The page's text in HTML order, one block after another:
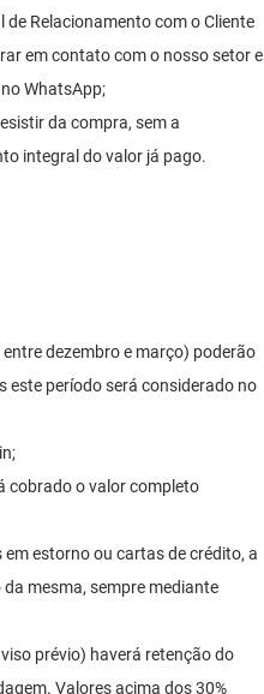
Relacionamento com o Cliente
em contato com o nosso setor e
WhatsApp;
da compra, sem a
integral do valor já pago.
dezembro e março) poderão
este período será considerado no
cobrado o valor completo
estorno ou cartas de crédito, a
mesma, sempre mediante
prévio) haverá retenção do
Valores acima dos 30%